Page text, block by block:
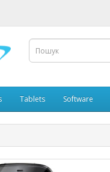
Tablets Software